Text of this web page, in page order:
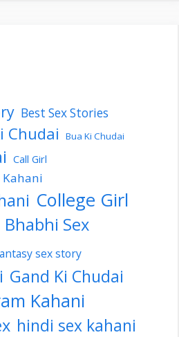
Best Sex Stories
Chudai Bua Ki Chudai
Call Girl
College Girl
Bhabhi Sex
sex story
Gand Ki Chudai
Kahani
hindi sex kahani